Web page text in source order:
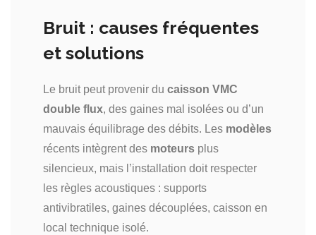
Bruit : causes fréquentes
et solutions
Le bruit peut provenir du caisson VMC
double flux, des gaines mal isolées ou d’un
mauvais équilibrage des débits. Les modèles
récents intègrent des moteurs plus
silencieux, mais l’installation doit respecter
les règles acoustiques : supports
antivibratiles, gaines découplées, caisson en
local technique isolé.